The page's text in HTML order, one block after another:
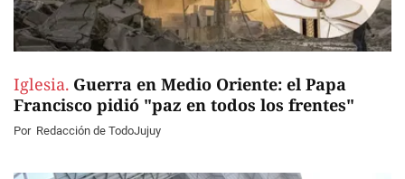
Iglesia. Guerra en Medio Oriente: el Papa
Francisco pidió "paz en todos los frentes"
Por Redacción de TodoJujuy